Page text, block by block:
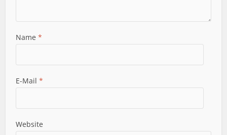
Name*
E-Mail*
Website